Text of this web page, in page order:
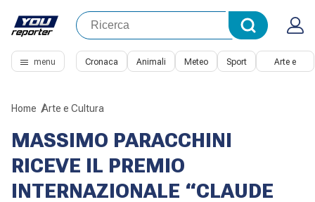
menu Cronaca Animali Meteo Sport Arte e
Home Arte e Cultura
MASSIMO PARACCHINI
RICEVE IL PREMIO
INTERNAZIONALE “CLAUDE